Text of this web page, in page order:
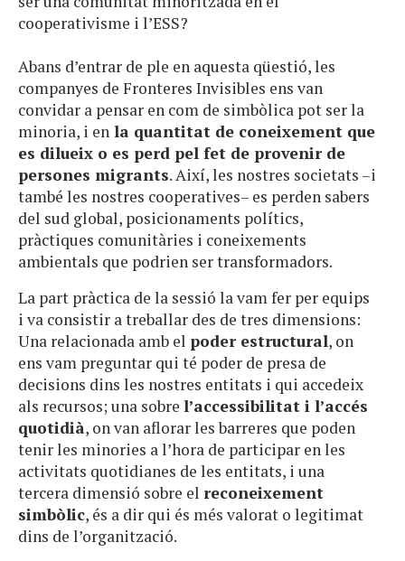
cooperativisme i l’ESS?
Abans d’entrar de ple en aquesta qüestió, les
companyes de Fronteres Invisibles ens van
convidar a pensar en com de simbòlica pot ser la
minoria, i en la quantitat de coneixement que
es dilueix o es perd pel fet de provenir de
persones migrants. Així, les nostres societats –i
també les nostres cooperatives– es perden sabers
del sud global, posicionaments polítics,
pràctiques comunitàries i coneixements
ambientals que podrien ser transformadors.
La part pràctica de la sessió la vam fer per equips
i va consistir a treballar des de tres dimensions:
Una relacionada amb el poder estructural, on
ens vam preguntar qui té poder de presa de
decisions dins les nostres entitats i qui accedeix
als recursos; una sobre l’accessibilitat i l’accés
quotidià, on van aflorar les barreres que poden
tenir les minories a l’hora de participar en les
activitats quotidianes de les entitats, i una
tercera dimensió sobre el reconeixement
simbòlic, és a dir qui és més valorat o legitimat
dins de l’organització.